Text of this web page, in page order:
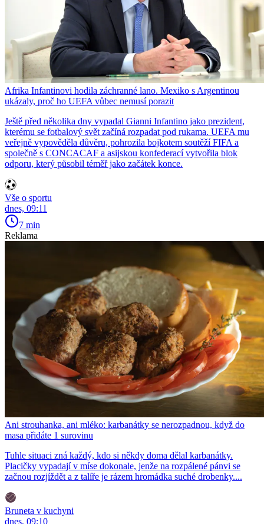
Afrika Infantinovi hodila záchranné lano. Mexiko s Argentinou
ukázaly, proč ho UEFA vůbec nemusí porazit
Ještě před několika dny vypadal Gianni Infantino jako prezident,
kterému se fotbalový svět začíná rozpadat pod rukama. UEFA mu
veřejně vypověděla důvěru, pohrozila bojkotem soutěží FIFA a
společně s CONCACAF a asijskou konfederací vytvořila blok
odporu, který působil téměř jako začátek konce.
Vše o sportu
dnes, 09:11
7 min
Reklama
Ani strouhanka, ani mléko: karbanátky se nerozpadnou, když do
masa přidáte 1 surovinu
Tuhle situaci zná každý, kdo si někdy doma dělal karbanátky.
Placičky vypadají v míse dokonale, jenže na rozpálené pánvi se
začnou rozjíždět a z talíře je rázem hromádka suché drobenky....
Bruneta v kuchyni
dnes, 09:10